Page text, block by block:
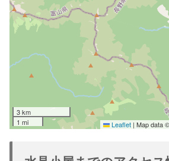
3 km
1 mi
Leaflet | Map data